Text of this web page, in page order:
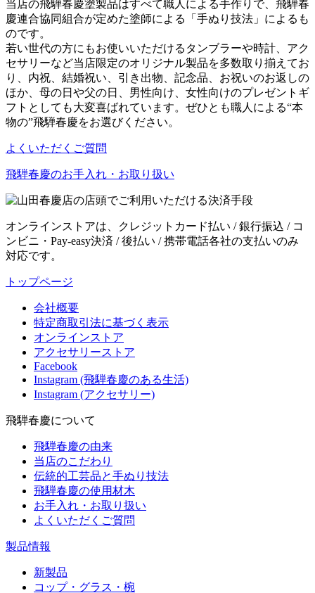
当店の飛騨春慶塗製品はすべて職人による手作りで、飛騨春
慶連合協同組合が定めた塗師による「手ぬり技法」によるも
のです。
若い世代の方にもお使いいただけるタンブラーや時計、アク
セサリーなど当店限定のオリジナル製品を多数取り揃えてお
り、内祝、結婚祝い、引き出物、記念品、お祝いのお返しの
ほか、母の日や父の日、男性向け、女性向けのプレゼントギ
フトとしても大変喜ばれています。ぜひとも職人による“本
物の”飛騨春慶をお選びください。
よくいただくご質問
飛騨春慶のお手入れ・お取り扱い
オンラインストアは、クレジットカード払い / 銀行振込 / コ
ンビニ・Pay-easy決済 / 後払い / 携帯電話各社の支払いのみ
対応です。
トップページ
会社概要
特定商取引法に基づく表示
オンラインストア
アクセサリーストア
Facebook
Instagram (飛騨春慶のある生活)
Instagram (アクセサリー)
飛騨春慶について
飛騨春慶の由来
当店のこだわり
伝統的工芸品と手ぬり技法
飛騨春慶の使用材木
お手入れ・お取り扱い
よくいただくご質問
製品情報
新製品
コップ・グラス・椀